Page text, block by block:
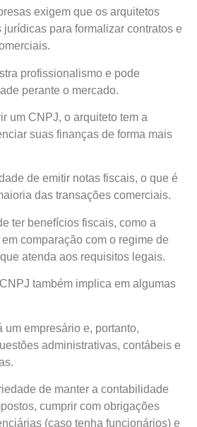
exigem que os arquitetos
para formalizar contratos e
profissionalismo e pode
perante o mercado.
um CNPJ, o arquiteto tem a
suas finanças de forma mais
de emitir notas fiscais, o que é
das transações comerciais.
ter benefícios fiscais, como a
comparação com o regime de
atenda aos requisitos legais.
também implica em algumas
um empresário e, portanto,
administrativas, contábeis e
de manter a contabilidade
cumprir com obrigações
(caso tenha funcionários) e